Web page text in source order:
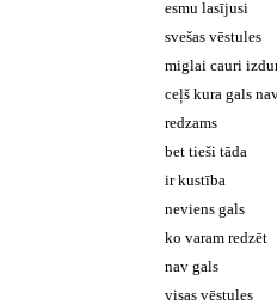
esmu lasījusi
svešas vēstules
miglai cauri
ceļš kura gals
redzams
bet tieši tāda
ir kustība
neviens gals
ko varam redzēt
nav gals
visas vēstules